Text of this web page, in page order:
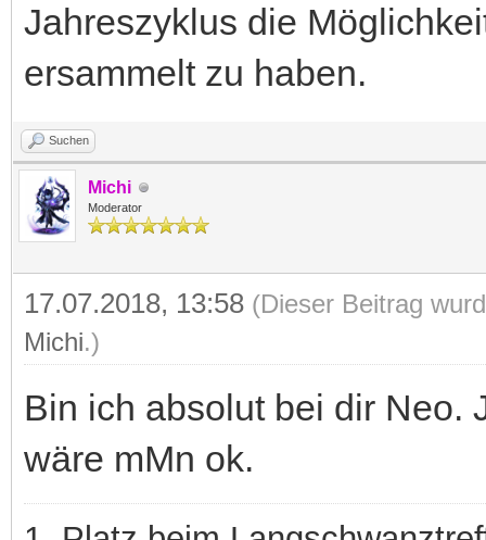
Jahreszyklus die
ersammelt zu haben.
Suchen
Michi
Moderator
17.07.2018, 13:58 (Dieser Beitrag
Michi.)
Bin ich absolut bei dir Neo.
wäre mMn ok.